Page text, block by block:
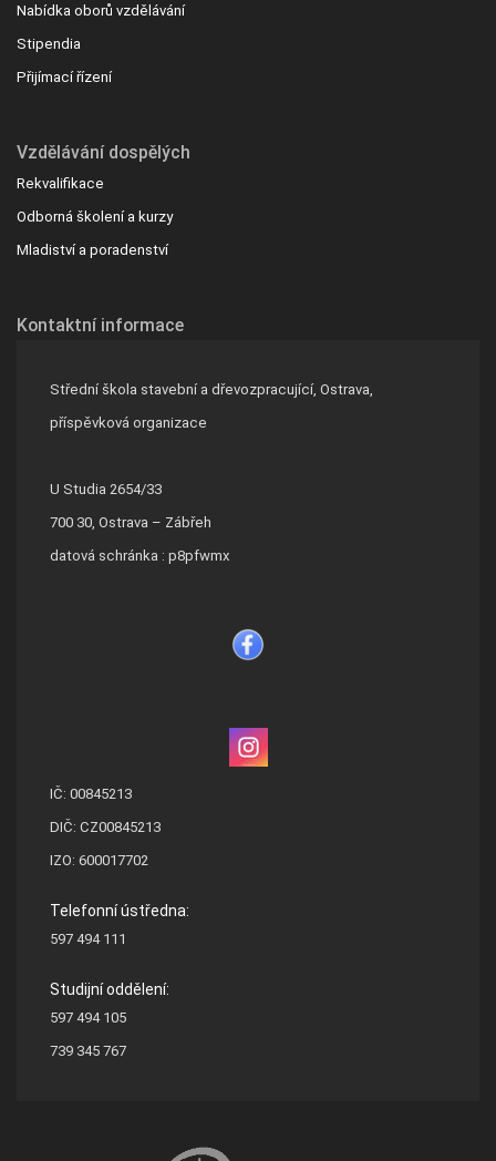
Nabídka oborů vzdělávání
Stipendia
Přijímací řízení
Vzdělávání dospělých
Rekvalifikace
Odborná školení a kurzy
Mladiství a poradenství
Kontaktní informace
Střední škola stavební a dřevozpracující, Ostrava,
příspěvková organizace
U Studia 2654/33
700 30, Ostrava – Zábřeh
datová schránka : p8pfwmx
IČ: 00845213
DIČ: CZ00845213
IZO: 600017702
Telefonní ústředna:
597 494 111
Studijní oddělení:
597 494 105
739 345 767